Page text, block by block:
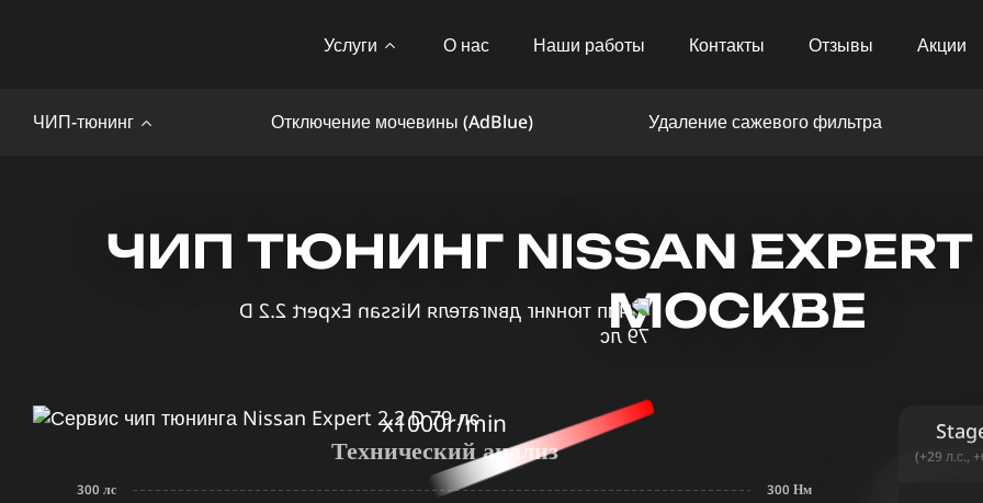
Услуги О нас Наши работы Контакты Отзывы Акции
ЧИП-тюнинг Отключение мочевины (AdBlue) Удаление сажевого фильтра
ЧИП ТЮНИНГ NISSAN
МОСКВЕ
x1000r/min
Технический анализ
300 лс 300 Нм
(+29 л.с.,